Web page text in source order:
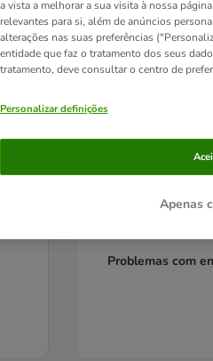
Seguimento de
Problemas com
a vista a melhorar a sua visita à nossa
relevantes para si, além de anúncios
alterações nas suas preferências
entidade que faz o tratamento dos seus
tratamento, deve consultar o centro de
Personalizar definições
Apenas